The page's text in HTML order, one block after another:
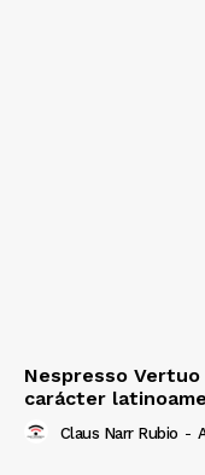
Nespresso
carácter
Claus Narr Rubio -